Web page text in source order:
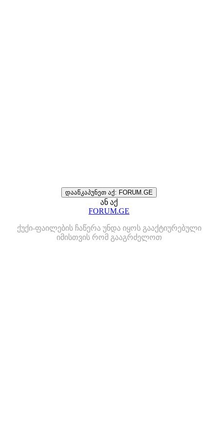
დააწკაპუნეთ აქ: FORUM.GE
ან აქ
FORUM.GE
ქუქი-ფაილების ჩაწერა უნდა იყოს გააქტიურებული
იმისთვის რომ გააგრძელოთ